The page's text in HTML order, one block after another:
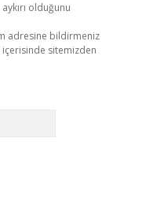
olduğunu
adresine bildirmeniz
sitemizden